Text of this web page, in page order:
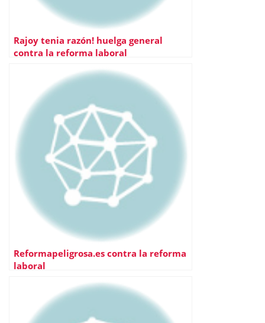
Rajoy tenia razón! huelga general
contra la reforma laboral
Reformapeligrosa.es contra la reforma
laboral